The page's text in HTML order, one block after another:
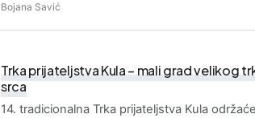
Bojana Savić
Trka prijateljstva Kula – mali grad velikog
srca
14. tradicionalna Trka prijateljstva Kula